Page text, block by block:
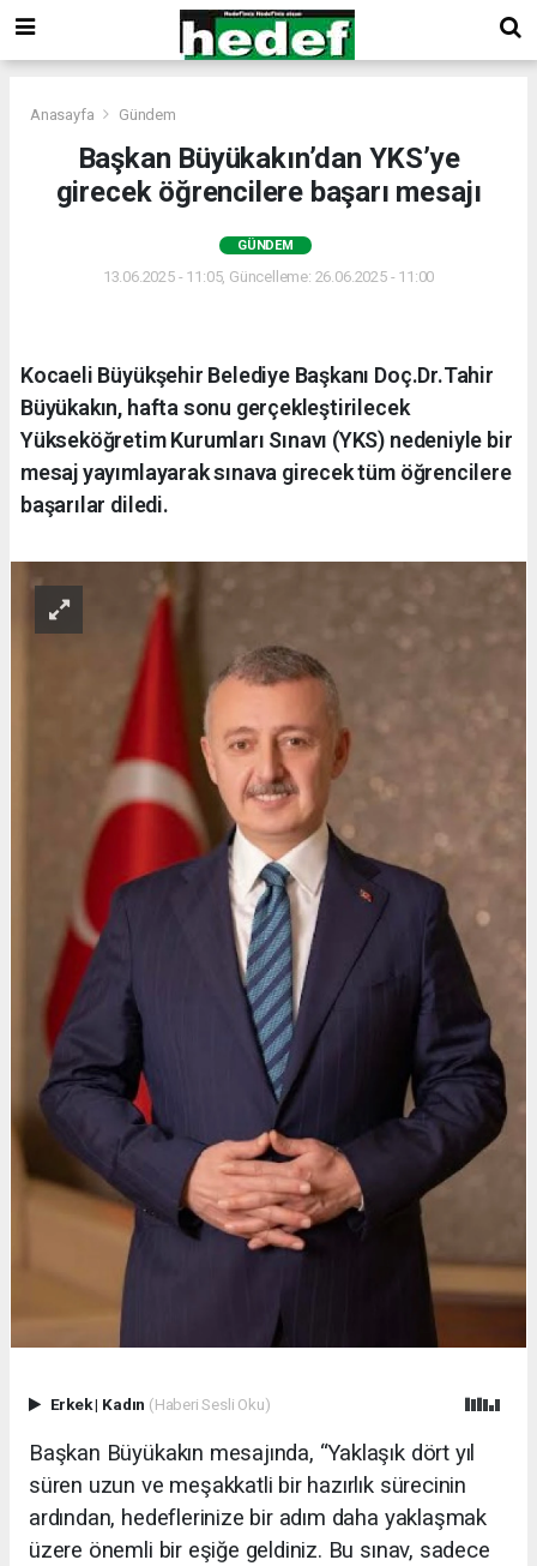
Anasayfa Gündem
Başkan Büyükakın’dan YKS’ye
girecek öğrencilere başarı mesajı
GÜNDEM
13.06.2025 - 11:05, Güncelleme: 26.06.2025 - 11:00
Kocaeli Büyükşehir Belediye Başkanı Doç.Dr.Tahir
Büyükakın, hafta sonu gerçekleştirilecek
Yükseköğretim Kurumları Sınavı (YKS) nedeniyle bir
mesaj yayımlayarak sınava girecek tüm öğrencilere
başarılar diledi.
Erkek| Kadın (Haberi Sesli Oku)
Başkan Büyükakın mesajında, “Yaklaşık dört yıl
süren uzun ve meşakkatli bir hazırlık sürecinin
ardından, hedeflerinize bir adım daha yaklaşmak
üzere önemli bir eşiğe geldiniz. Bu sınav, sadece